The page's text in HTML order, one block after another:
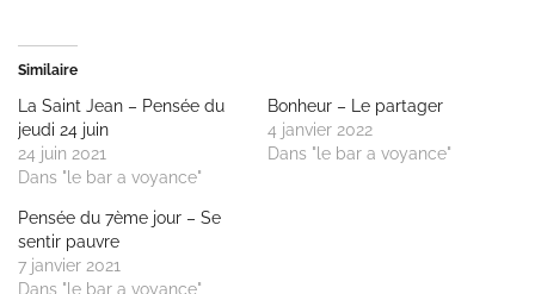
Similaire
La Saint Jean – Pensée du
jeudi 24 juin
24 juin 2021
Dans "le bar a voyance"
Bonheur – Le partager
4 janvier 2022
Dans "le bar a voyance"
Pensée du 7ème jour – Se
sentir pauvre
7 janvier 2021
Dans "le bar a voyance"